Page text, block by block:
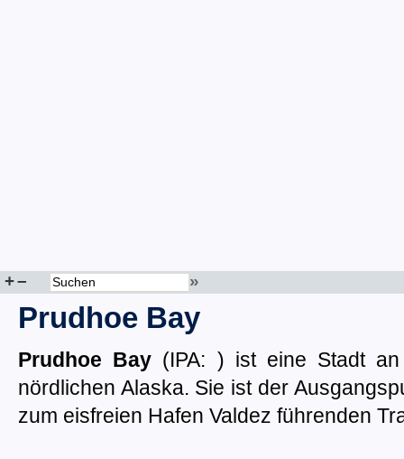
+– »
Prudhoe Bay
Prudhoe Bay (IPA: ) ist eine Stadt
nördlichen Alaska. Sie ist der
zum eisfreien Hafen Valdez führenden